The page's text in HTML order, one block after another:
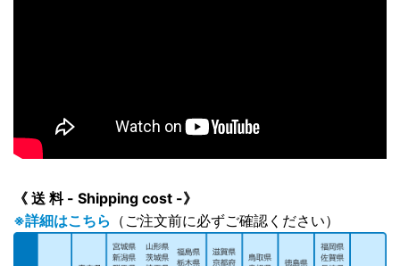
《 送 料 - Shipping cost -》
※詳細はこちら （ご注文前に必ずご確認ください）